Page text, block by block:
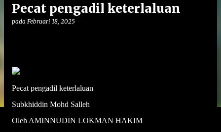
Pecat pengadil keterlaluan
pada Februari 18, 2025
Pecat pengadil keterlaluan
Subkhiddin Mohd Salleh
Oleh AMINNUDIN LOKMAN HAKIM